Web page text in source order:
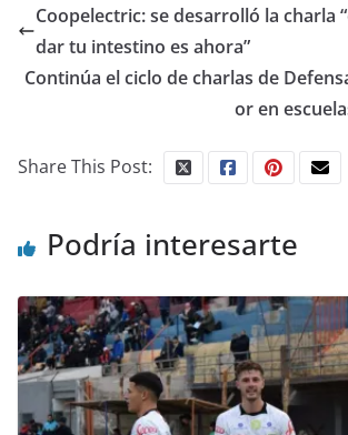
Coopelectric: se desarrolló la charla
dar tu intestino es ahora”
Continúa el ciclo de charlas de
or en
Share This Post:
Podría interesarte